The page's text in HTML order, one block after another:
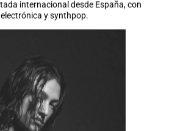
internacional desde España, con
y synthpop.